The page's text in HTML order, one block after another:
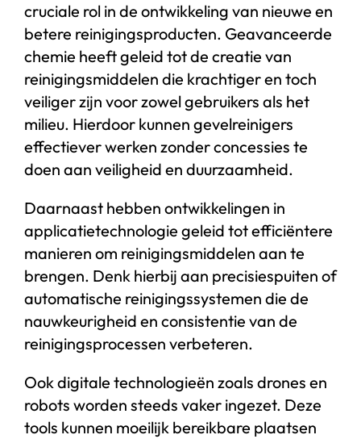
cruciale rol in de ontwikkeling van nieuwe en
betere reinigingsproducten. Geavanceerde
chemie heeft geleid tot de creatie van
reinigingsmiddelen die krachtiger en toch
veiliger zijn voor zowel gebruikers als het
milieu. Hierdoor kunnen gevelreinigers
effectiever werken zonder concessies te
doen aan veiligheid en duurzaamheid.
Daarnaast hebben ontwikkelingen in
applicatietechnologie geleid tot efficiëntere
manieren om reinigingsmiddelen aan te
brengen. Denk hierbij aan precisiespuiten of
automatische reinigingssystemen die de
nauwkeurigheid en consistentie van de
reinigingsprocessen verbeteren.
Ook digitale technologieën zoals drones en
robots worden steeds vaker ingezet. Deze
tools kunnen moeilijk bereikbare plaatsen